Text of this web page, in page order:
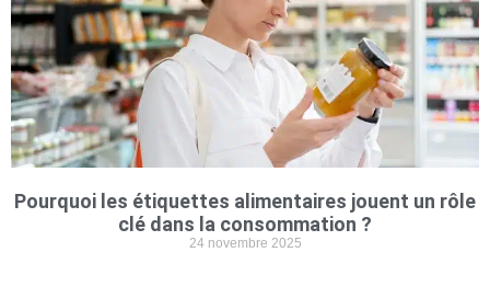
Pourquoi les étiquettes alimentaires jouent un rôle
clé dans la consommation ?
24 novembre 2025